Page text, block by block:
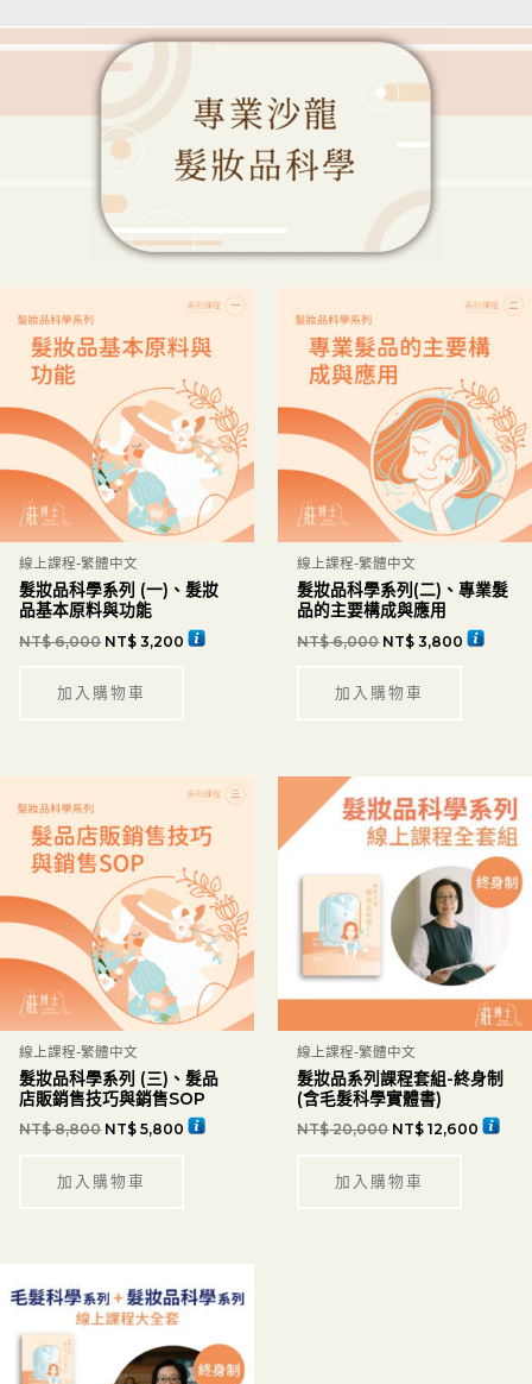
線上課程-繁體中文
髮妝品科學系列 (一)、髮妝
品基本原料與功能
NT$6,000 NT$ 3,200
加入購物車
線上課程-繁體中文
髮妝品科學系列(二)、專業髮
品的主要構成與應用
NT$6,000 NT$ 3,800
加入購物車
線上課程-繁體中文
髮妝品科學系列 (三)、髮品
店販銷售技巧與銷售SOP
NT$8,800 NT$ 5,800
加入購物車
線上課程-繁體中文
髮妝品系列課程套組-終身制
(含毛髮科學實體書)
NT$20,000 NT$ 12,600
加入購物車